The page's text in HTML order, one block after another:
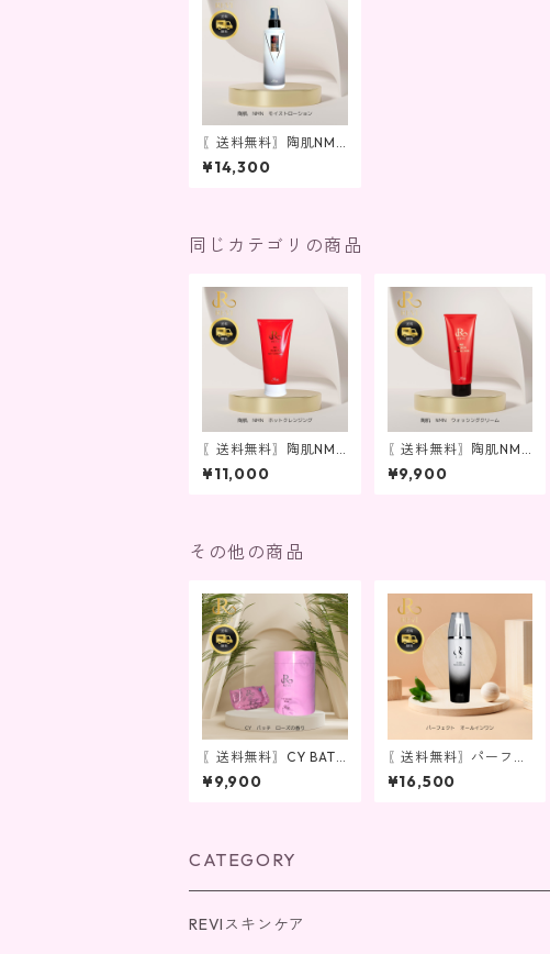
〖送料無料〗陶肌NMN
モイストローション
¥14,300
同じカテゴリの商品
〖送料無料〗陶肌NMN
ホットクレンジング
¥11,000
〖送料無料〗陶肌NMN
ウォッシングクリーム
¥9,900
その他の商品
〖送料無料〗CY BATH
ローズの香り
¥9,900
〖送料無料〗パーフェ
クトオールインワンジ
ェル
¥16,500
CATEGORY
REVIスキンケア